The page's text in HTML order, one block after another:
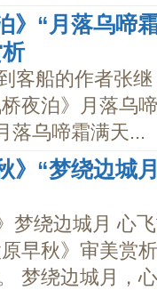
》“月落乌啼
客船的作者张
夜泊》月落乌
落乌啼霜满天...
》“梦绕边城
梦绕边城月 心
早秋》审美赏
梦绕边城月，